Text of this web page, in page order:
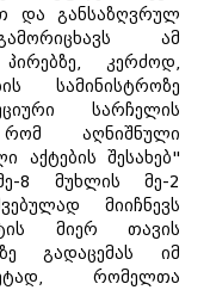
და განსაზღვრულ
ამ
კერძოდ,
სამინისტროზე
სარჩელის
აღნიშნული
აქტების შესახებ"
8 მუხლის მე-2
მიიჩნევს
მიერ თავის
გადაცემას იმ
რომელთა